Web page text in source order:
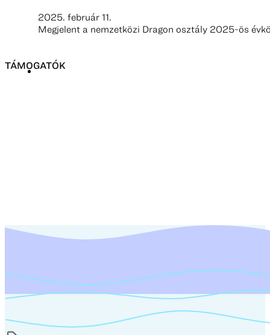
2025. február 11.
Megjelent a nemzetközi Dragon osztály 2025-ös
TÁMOGATÓK